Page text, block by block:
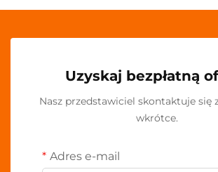
Uzyskaj bezpłatną
Nasz przedstawiciel skontaktuje się
wkrótce.
Adres e-mail